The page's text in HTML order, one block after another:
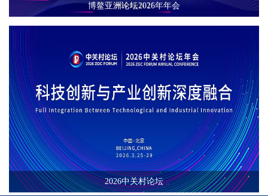
博鳌亚洲论坛2026年年会
2026中关村论坛